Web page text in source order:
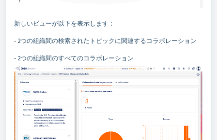
新しいビューが以下を表示します：
- 2つの組織間の検索されたトピックに関連するコラボレーション
- 2つの組織間のすべてのコラボレーション